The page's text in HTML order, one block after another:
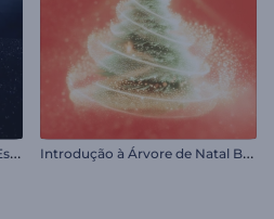
R
evelação de Logo em Areia Escura I
ntrodução à Árvore de Natal Brilhante